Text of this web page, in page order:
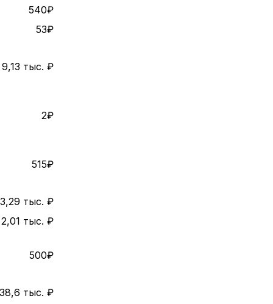
540₽
53₽
9,13 тыс. ₽
2₽
515₽
3,29 тыс. ₽
2,01 тыс. ₽
500₽
38,6 тыс. ₽